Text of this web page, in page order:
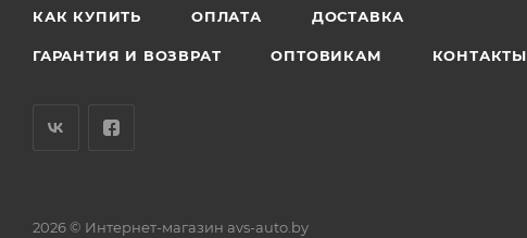
КАК КУПИТЬ ОПЛАТА ДОСТАВКА
ГАРАНТИЯ И ВОЗВРАТ ОПТОВИКАМ КОНТАКТЫ
2026 © Интернет-магазин avs-auto.by